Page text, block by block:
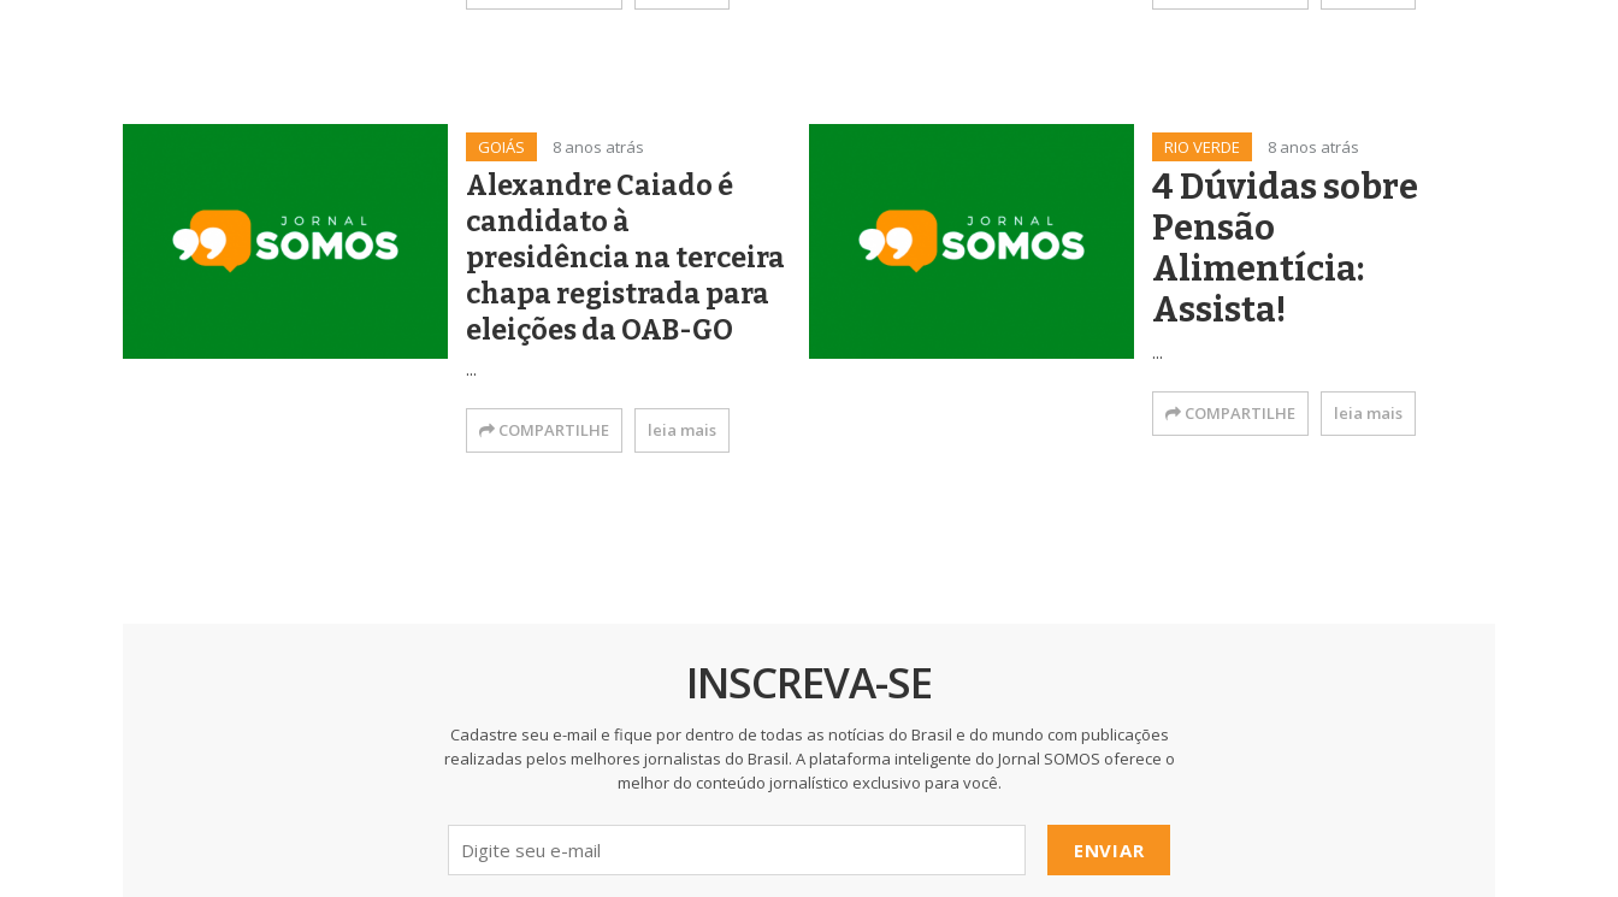
GOIÁS 8 anos atrás
Alexandre Caiado é
candidato à
presidência na terceira
chapa registrada para
eleições da OAB-GO
...
COMPARTILHE leia mais
RIO VERDE 8 anos atrás
4 Dúvidas sobre
Pensão
Alimentícia:
Assista!
...
COMPARTILHE leia mais
INSCREVA-SE
Cadastre seu e-mail e fique por dentro de todas as notícias do Brasil e do mundo com publicações
realizadas pelos melhores jornalistas do Brasil. A plataforma inteligente do Jornal SOMOS oferece o
melhor do conteúdo jornalístico exclusivo para você.
ENVIAR